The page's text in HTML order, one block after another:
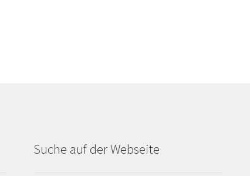
Suche auf der Webseite